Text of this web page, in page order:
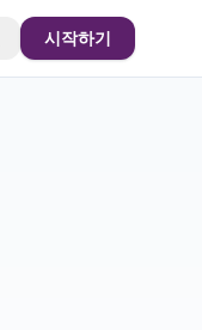
시작하기